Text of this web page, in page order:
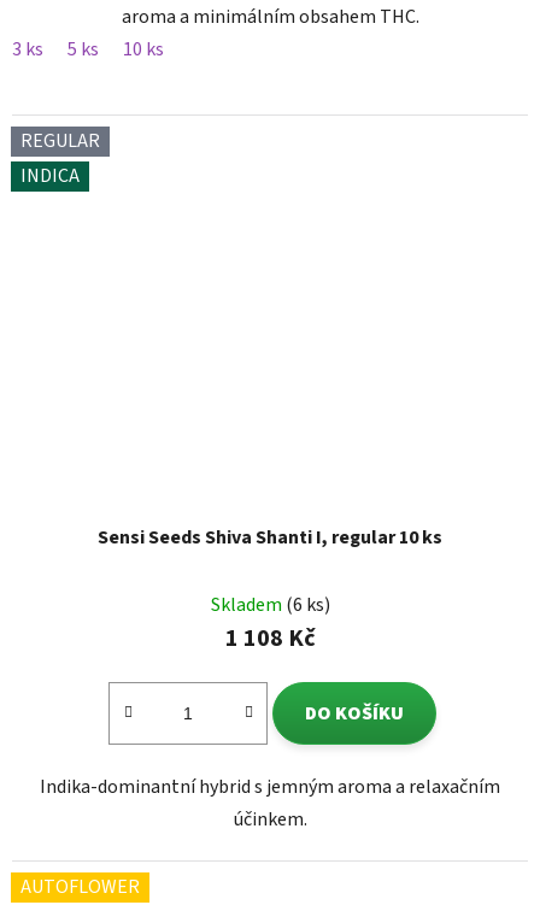
aroma a minimálním obsahem THC.
3 ks
5 ks 10 ks
REGULAR
INDICA
Sensi Seeds Shiva Shanti I, regular 10 ks
Skladem (6 ks)
1 108 Kč
DO KOŠÍKU
Indika-dominantní hybrid s jemným aroma a relaxačním
účinkem.
AUTOFLOWER